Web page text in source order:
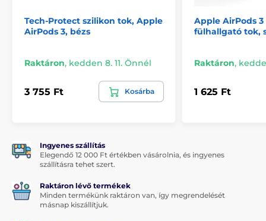
Tech-Protect szilikon tok, Apple
AirPods 3, bézs
Raktáron, kedden 8. 11. Önnél
3 755 Ft Kosárba
Apple AirPods
fülhallgató tok,
Raktáron,
1 625 Ft
Ingyenes szállítás
Elegendő 12 000 Ft értékben vásárolnia, és ingyenes
szállításra tehet szert.
Raktáron lévő termékek
Minden termékünk raktáron van, így megrendelését
másnap kiszállítjuk.